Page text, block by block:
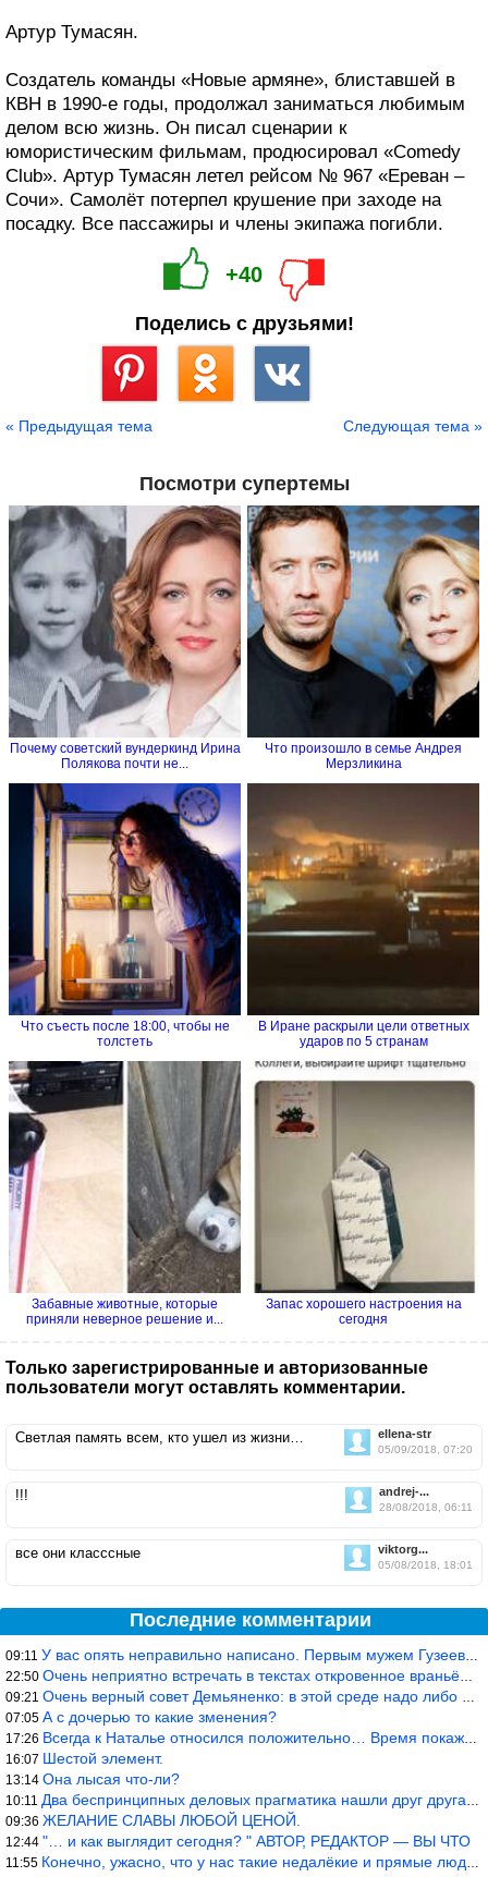
Артур Тумасян.
Создатель команды «Новые армяне», блиставшей в
КВН в 1990-е годы, продолжал заниматься любимым
делом всю жизнь. Он писал сценарии к
юмористическим фильмам, продюсировал «Comedy
Club». Артур Тумасян летел рейсом № 967 «Ереван –
Сочи». Самолёт потерпел крушение при заходе на
посадку. Все пассажиры и члены экипажа погибли.
+40
Поделись с друзьями!
« Предыдущая тема Следующая тема »
Посмотри супертемы
Почему советский вундеркинд Ирина
Полякова почти не...
Что произошло в семье Андрея
Мерзликина
Что съесть после 18:00, чтобы не
толстеть
В Иране раскрыли цели ответных
ударов по 5 странам
Забавные животные, которые
приняли неверное решение и...
Запас хорошего настроения на
сегодня
Только зарегистрированные и авторизованные
пользователи могут оставлять комментарии.
ellena-str
05/09/2018, 07:20
Светлая память всем, кто ушел из жизни…
andrej-...
28/08/2018, 06:11
!!!
viktorg...
05/08/2018, 18:01
все они класссные
Последние комментарии
09:11 У вас опять неправильно написано. Первым мужем Гузеевой был Илья
22:50 Очень неприятно встречать в текстах откровенное враньё… Конкретн
09:21 Очень верный совет Демьяненко: в этой среде надо либо иметь зубы
07:05 А с дочерью то какие зменения?
17:26 Всегда к Наталье относился положительно… Время покажет, что буде
16:07 Шестой элемент.
13:14 Она лысая что-ли?
10:11 Два беспринципных деловых прагматика нашли друг друга и «остепен
09:36 ЖЕЛАНИЕ СЛАВЫ ЛЮБОЙ ЦЕНОЙ.
12:44 "… и как выглядит сегодня? " АВТОР, РЕДАКТОР — ВЫ ЧТО
11:55 Конечно, ужасно, что у нас такие недалёкие и прямые люди… Как мо